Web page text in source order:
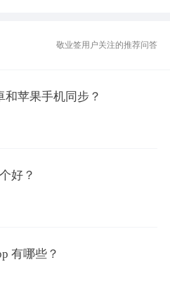
敬业签用户关注的推荐问答
和苹果手机同步？
好？
有哪些？